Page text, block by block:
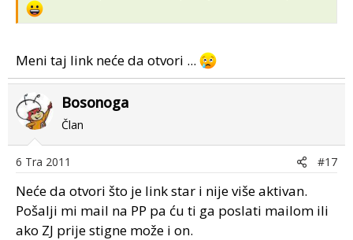
Meni taj link neće da otvori ...
Bosonoga
Član
6 Tra 2011 #17
Neće da otvori što je link star i nije više aktivan.
Pošalji mi mail na PP pa ću ti ga poslati mailom ili
ako ZJ prije stigne može i on.